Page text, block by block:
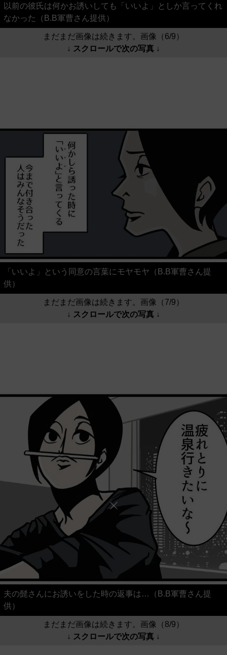
以前の彼氏は何かお誘いしても「いいよ」としか言ってくれ
なかった（B.B軍曹さん提供）
まだまだ画像は続きます。画像（6/9）
↓ スクロールで次の写真 ↓
「いいよ」という同意の言葉にモヤモヤ（B.B軍曹さん提
供）
まだまだ画像は続きます。画像（7/9）
↓ スクロールで次の写真 ↓
夫の髭さんにお誘いをした時の返事は…（B.B軍曹さん提
供）
まだまだ画像は続きます。画像（8/9）
↓ スクロールで次の写真 ↓